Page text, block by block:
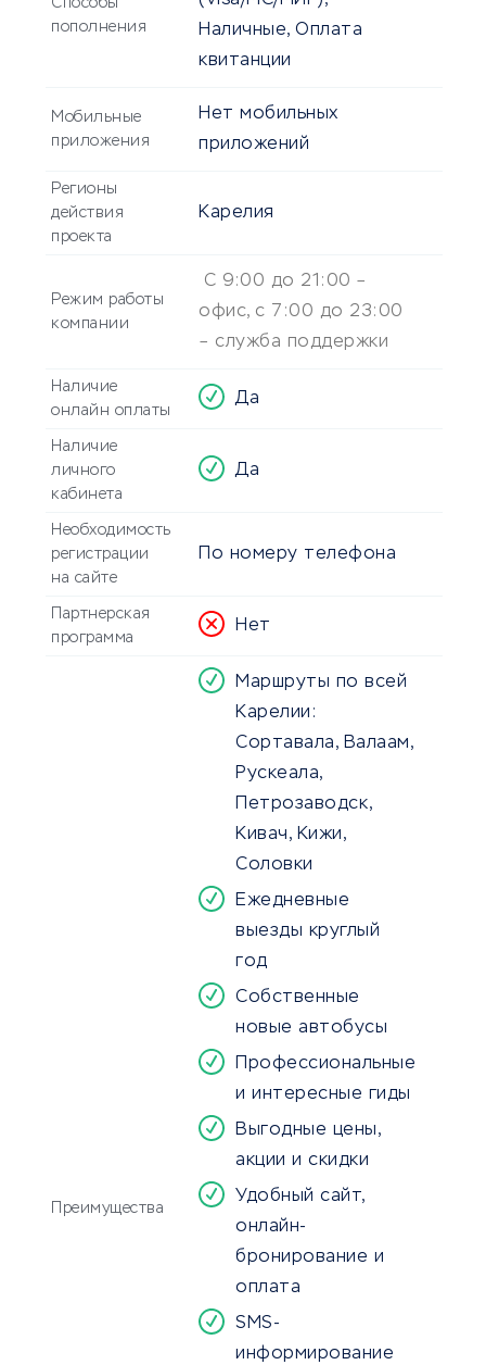
Способы
пополнения
Наличные, Оплата
квитанции
Мобильные
приложения
Нет мобильных
приложений
Регионы
действия
проекта
Карелия
Режим работы
компании
С 9:00 до 21:00 –
офис, с 7:00 до 23:00
– служба поддержки
Наличие
онлайн оплаты
Да
Наличие
личного
кабинета
Да
Необходимость
регистрации
на сайте
По номеру телефона
Партнерская
программа
Нет
Преимущества
Маршруты по всей
Карелии:
Сортавала, Валаам,
Рускеала,
Петрозаводск,
Кивач, Кижи,
Соловки
Ежедневные
выезды круглый
год
Собственные
новые автобусы
Профессиональные
и интересные гиды
Выгодные цены,
акции и скидки
Удобный сайт,
онлайн-
бронирование и
оплата
SMS-
информирование